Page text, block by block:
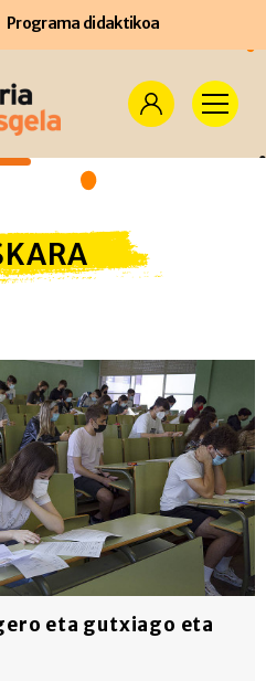
Programa didaktikoa
eta gutxiago eta